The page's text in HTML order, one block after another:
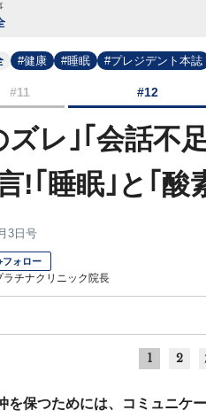
#健康 #睡眠 #プレジデント本誌
#11 #12
ズレ｣｢会話不
!｢睡眠｣と｢酸
3日号
フォロー
ラチナクリニック院長
1 2
を保つためには、コミュニケ